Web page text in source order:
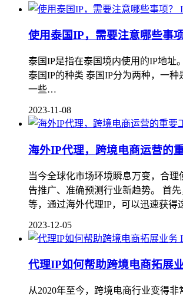
使用泰国IP，需要注意哪些事项
泰国IP是指在泰国境内使用的IP地址
泰国IP的种类 泰国IP分为两种，一
一些…
2023-11-08
海外IP代理，跨境电商运营的
当今全球化市场环境瞬息万变，合
告推广、准确预测行业新趋势。 首
等，通过海外代理IP，可以迅速获得
2023-12-05
代理IP如何帮助跨境电商拓展
从2020年至今，跨境电商行业变得